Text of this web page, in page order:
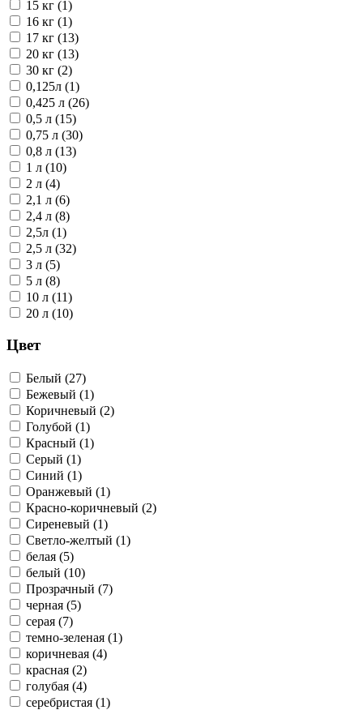
15 кг (1)
16 кг (1)
17 кг (13)
20 кг (13)
30 кг (2)
0,125л (1)
0,425 л (26)
0,5 л (15)
0,75 л (30)
0,8 л (13)
1 л (10)
2 л (4)
2,1 л (6)
2,4 л (8)
2,5л (1)
2,5 л (32)
3 л (5)
5 л (8)
10 л (11)
20 л (10)
Цвет
Белый (27)
Бежевый (1)
Коричневый (2)
Голубой (1)
Красный (1)
Серый (1)
Синий (1)
Оранжевый (1)
Красно-коричневый (2)
Сиреневый (1)
Светло-желтый (1)
белая (5)
белый (10)
Прозрачный (7)
черная (5)
серая (7)
темно-зеленая (1)
коричневая (4)
красная (2)
голубая (4)
серебристая (1)